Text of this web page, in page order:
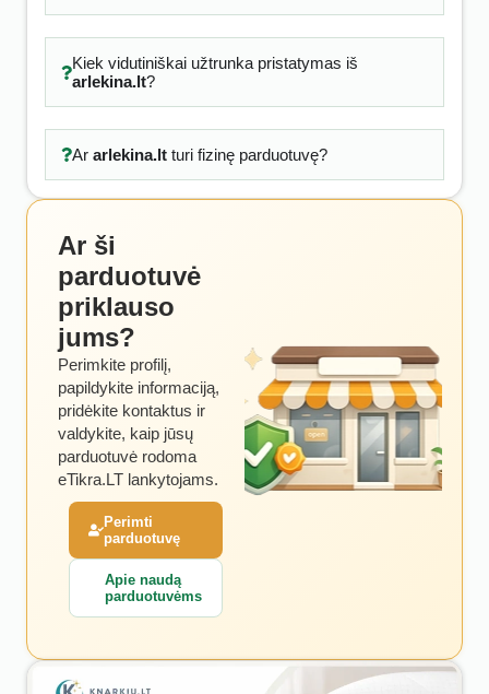
Kiek vidutiniškai užtrunka pristatymas iš
arlekina.lt?
Ar arlekina.ltturi fizinę parduotuvę?
Ar ši
parduotuvė
priklauso
jums?
Perimkite profilį,
papildykite informaciją,
pridėkite kontaktus ir
valdykite, kaip jūsų
parduotuvė rodoma
eTikra.LT lankytojams.
Perimti
parduotuvę
Apie naudą
parduotuvėms